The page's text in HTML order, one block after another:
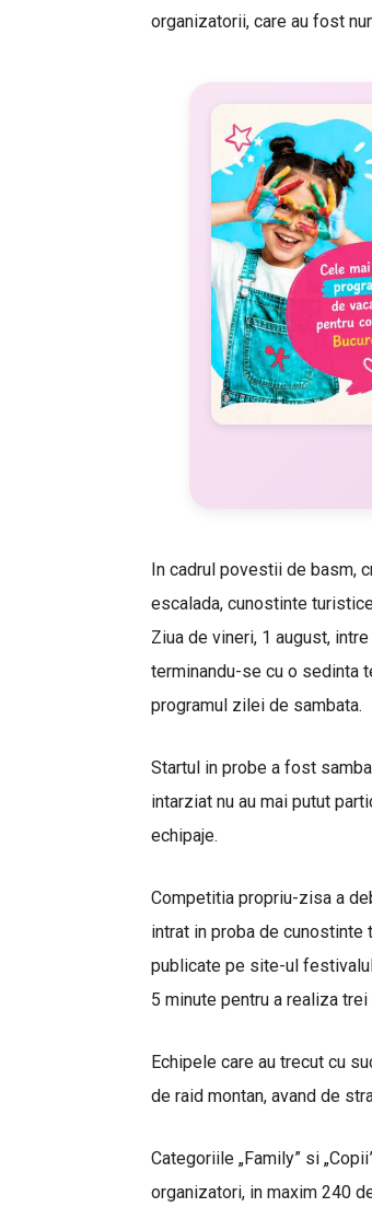
organizatorii, care au fost
In cadrul povestii de basm,
escalada, cunostinte
Ziua de vineri, 1 august,
terminandu-se cu o sedinta
programul zilei de sambata.
Startul in probe a fost
intarziat nu au mai putut
echipaje.
Competitia propriu-zisa a
intrat in proba de
publicate pe site-ul
5 minute pentru a realiza
Echipele care au trecut cu
de raid montan, avand de
Categoriile „Family” si
organizatori, in maxim 240